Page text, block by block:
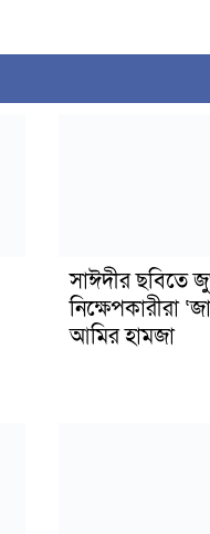
সাঈদীর ছবিতে
নিক্ষেপকারীরা
আমির হামজা